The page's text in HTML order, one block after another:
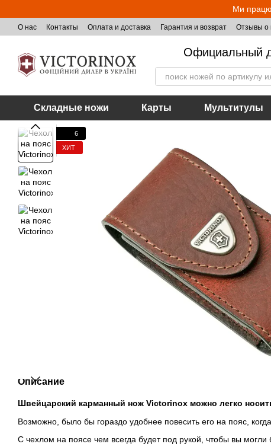
Ми
О нас Контакты Оплата и доставка Гарантия и возврат Отзывы о
Официальный
Складные ножи Карты Мультитулы
6
ХИТ
Описание
Швейцарский карманный нож Victorinox можно легко
Возможно, было бы гораздо удобнее повесить его на пояс,
С чехлом на поясе чем всегда будет под рукой, чтобы вы могли